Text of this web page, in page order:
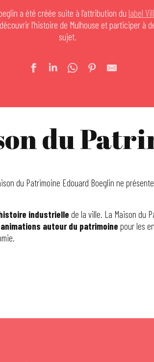
a été créée suite à l’attribution du label
l’histoire de Mulhouse et participer à
sujet.
du
du Patrimoine Edouard Boeglin ne
industrielle de la ville. La Maison du
animations autour du patrimoine pour les